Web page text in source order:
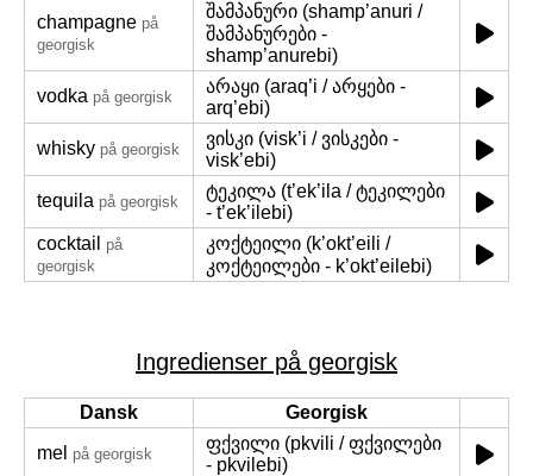
champagne på
georgisk
შამპანური (shamp’anuri /
შამპანურები -
shamp’anurebi)
vodka på georgisk
არაყი (araq’i / არყები -
arq’ebi)
whisky på georgisk
ვისკი (visk’i / ვისკები -
visk’ebi)
tequila på georgisk
ტეკილა (t’ek’ila / ტეკილები
- t’ek’ilebi)
cocktail
på
georgisk
კოქტეილი (k’okt’eili /
კოქტეილები - k’okt’eilebi)
Ingredienser på georgisk
Dansk
Georgisk
mel på georgisk
ფქვილი (pkvili / ფქვილები
- pkvilebi)